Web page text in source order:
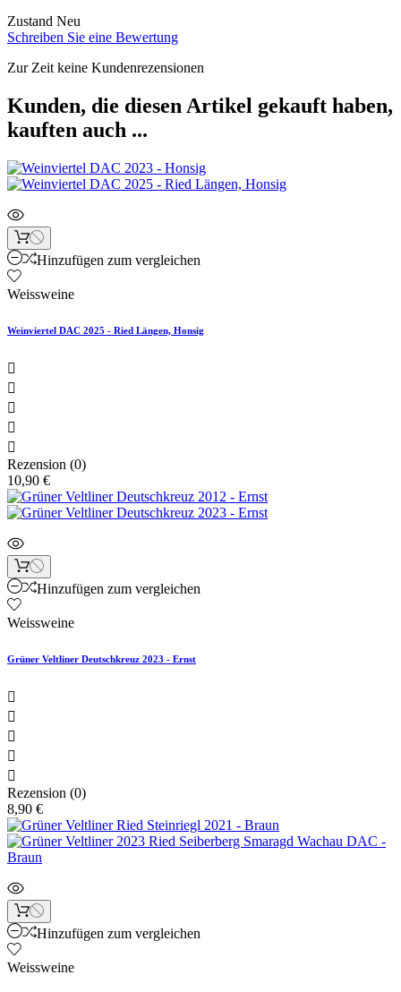
Zustand Neu
Schreiben Sie eine Bewertung
Zur Zeit keine Kundenrezensionen
Kunden, die diesen Artikel gekauft haben,
kauften auch ...
Hinzufügen zum vergleichen
Weissweine
Weinviertel DAC 2025 - Ried Längen, Honsig





Rezension (0)
10,90 €
Hinzufügen zum vergleichen
Weissweine
Grüner Veltliner Deutschkreuz 2023 - Ernst





Rezension (0)
8,90 €
Hinzufügen zum vergleichen
Weissweine